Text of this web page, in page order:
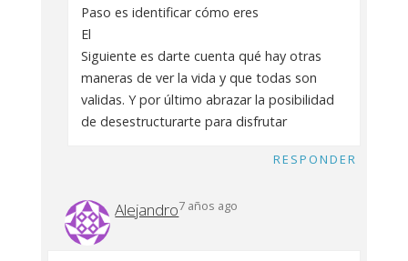
Paso es identificar cómo eres
El
Siguiente es darte cuenta qué hay otras
maneras de ver la vida y que todas son
validas. Y por último abrazar la posibilidad
de desestructurarte para disfrutar
RESPONDER
Alejandro7 años ago